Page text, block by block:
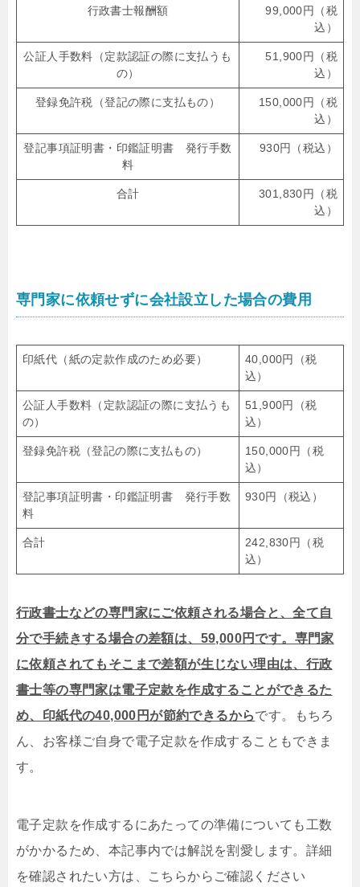
行政書士報酬額
99,000円（税
込）
公証人手数料（定款認証の際に支払うも
の）
51,900円（税
込）
登録免許税（登記の際に支払もの）
150,000円（税
込）
登記事項証明書・印鑑証明書 発行手数
料
930円（税込）
合計
301,830円（税
込）
専門家に依頼せずに会社設立した場合の費用
印紙代（紙の定款作成のため必要）
40,000円（税
込）
公証人手数料（定款認証の際に支払うも
の）
51,900円（税
込）
登録免許税（登記の際に支払もの）
150,000円（税
込）
登記事項証明書・印鑑証明書 発行手数
料
930円（税込）
合計
242,830円（税
込）
行政書士などの専門家にご依頼される場合と、全て自
分で手続きする場合の差額は、59,000円です。専門家
に依頼されてもそこまで差額が生じない理由は、行政
書士等の専門家は電子定款を作成することができるた
め、印紙代の40,000円が節約できるからです。もちろ
ん、お客様ご自身で電子定款を作成することもできま
す。
電子定款を作成するにあたっての準備についても工数
がかかるため、本記事内では解説を割愛します。詳細
を確認されたい方は、こちらからご確認ください